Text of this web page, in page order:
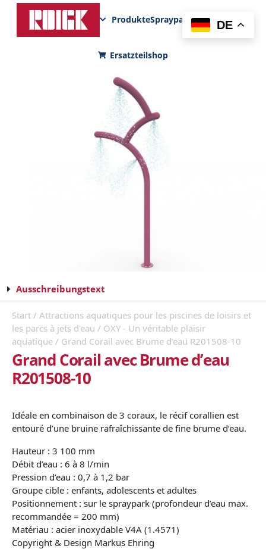
ProdukteSprayparksFunPadNews
Ersatzteilshop
Ausschreibungstext
Start / Attractions aquatiques pour les piscines de loisirs et
les parcs à jets d'eau / OXY - Un véritable plaisir
aquatique / Grand Corail avec Brume d’eau R201508-10
Grand Corail avec Brume d’eau
R201508-10
Idéale en combinaison de 3 coraux, le récif corallien est
entouré d’une bruine rafraîchissante de fine brume d’eau.
Hauteur : 3 100 mm
Débit d’eau : 6 à 8 l/min
Pression d’eau : 0,7 à 1,2 bar
Groupe cible : enfants, adolescents et adultes
Positionnement : sur le spraypark (profondeur d’eau max.
recommandée = 200 mm)
Matériau : acier inoxydable V4A (1.4571)
Copyright & Design Markus Ehring
DE